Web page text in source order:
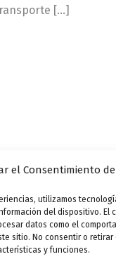
el Consentimiento de
utilizamos
del dispositivo. El
datos como el
sitio. No consentir o
y funciones.
[…]